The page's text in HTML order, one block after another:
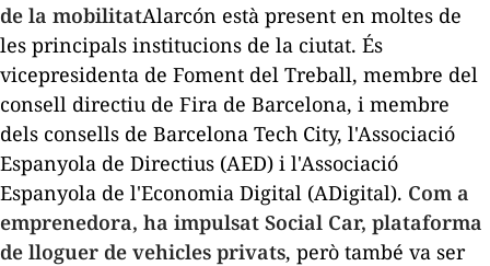
de la mobilitatAlarcón està present en moltes de
les principals institucions de la ciutat. És
vicepresidenta de Foment del Treball, membre del
consell directiu de Fira de Barcelona, i membre
dels consells de Barcelona Tech City, l'Associació
Espanyola de Directius (AED) i l'Associació
Espanyola de l'Economia Digital (ADigital). Com a
emprenedora, ha impulsat Social Car, plataforma
de lloguer de vehicles privats, però també va ser